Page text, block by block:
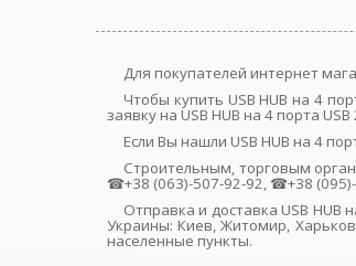
Для покупателей интернет
Чтобы купить USB HUB на 4
заявку на USB HUB на 4 порта
Если Вы нашли USB HUB на 4
Строительным, торговым
☎+38 (063)-507-92-92, ☎+38
Отправка и доставка USB
Украины: Киев, Житомир,
населенные пункты.